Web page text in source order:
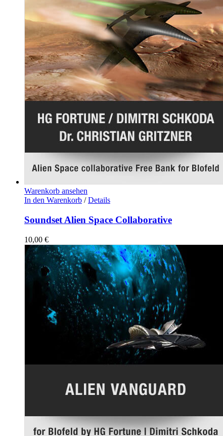
Warenkorb ansehen
In den Warenkorb / Details
Soundset Alien Space Collaborative
10,00 €